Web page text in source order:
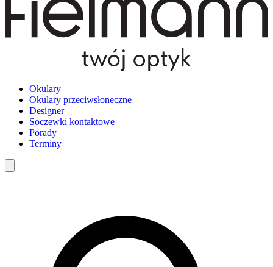
Okulary
Okulary przeciwsłoneczne
Designer
Soczewki kontaktowe
Porady
Terminy